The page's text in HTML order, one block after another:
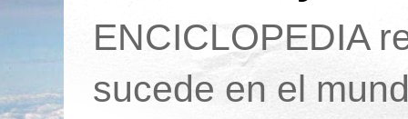
ENCICLOPEDIA
sucede en el